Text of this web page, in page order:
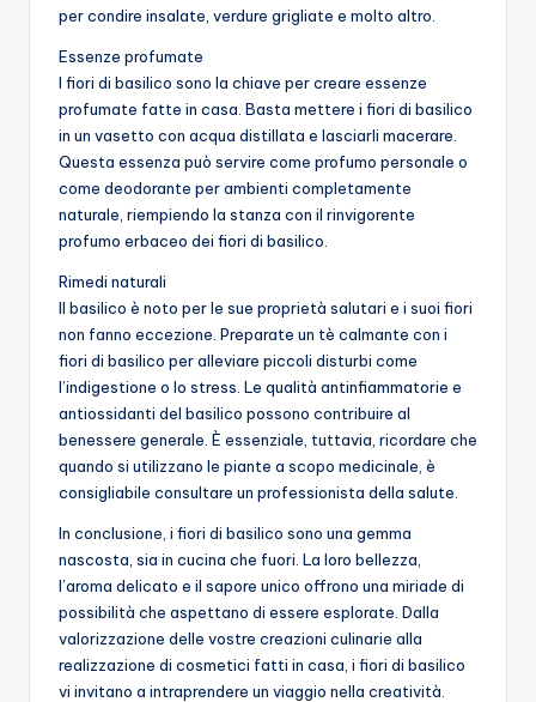
per condire insalate, verdure grigliate e molto altro.
Essenze profumate
I fiori di basilico sono la chiave per creare essenze
profumate fatte in casa. Basta mettere i fiori di basilico
in un vasetto con acqua distillata e lasciarli macerare.
Questa essenza può servire come profumo personale o
come deodorante per ambienti completamente
naturale, riempiendo la stanza con il rinvigorente
profumo erbaceo dei fiori di basilico.
Rimedi naturali
Il basilico è noto per le sue proprietà salutari e i suoi fiori
non fanno eccezione. Preparate un tè calmante con i
fiori di basilico per alleviare piccoli disturbi come
l’indigestione o lo stress. Le qualità antinfiammatorie e
antiossidanti del basilico possono contribuire al
benessere generale. È essenziale, tuttavia, ricordare che
quando si utilizzano le piante a scopo medicinale, è
consigliabile consultare un professionista della salute.
In conclusione, i fiori di basilico sono una gemma
nascosta, sia in cucina che fuori. La loro bellezza,
l’aroma delicato e il sapore unico offrono una miriade di
possibilità che aspettano di essere esplorate. Dalla
valorizzazione delle vostre creazioni culinarie alla
realizzazione di cosmetici fatti in casa, i fiori di basilico
vi invitano a intraprendere un viaggio nella creatività.